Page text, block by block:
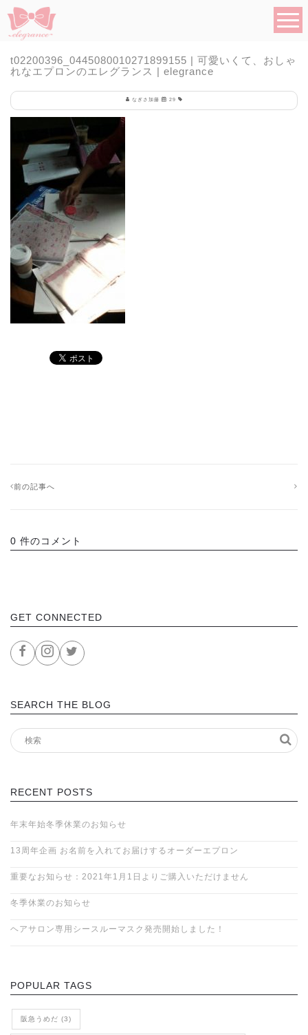
t02200396_0445080010271899155 | 可愛いくて、おしゃ
れなエプロンのエレグランス | elegrance
なぎさ加藤 29
前の記事へ
0 件のコメント
GET CONNECTED
SEARCH THE BLOG
RECENT POSTS
年末年始冬季休業のお知らせ
13周年企画 お名前を入れてお届けするオーダーエプロン
重要なお知らせ：2021年1月1日よりご購入いただけません
冬季休業のお知らせ
ヘアサロン専用シースルーマスク発売開始しました！
POPULAR TAGS
阪急うめだ (3)